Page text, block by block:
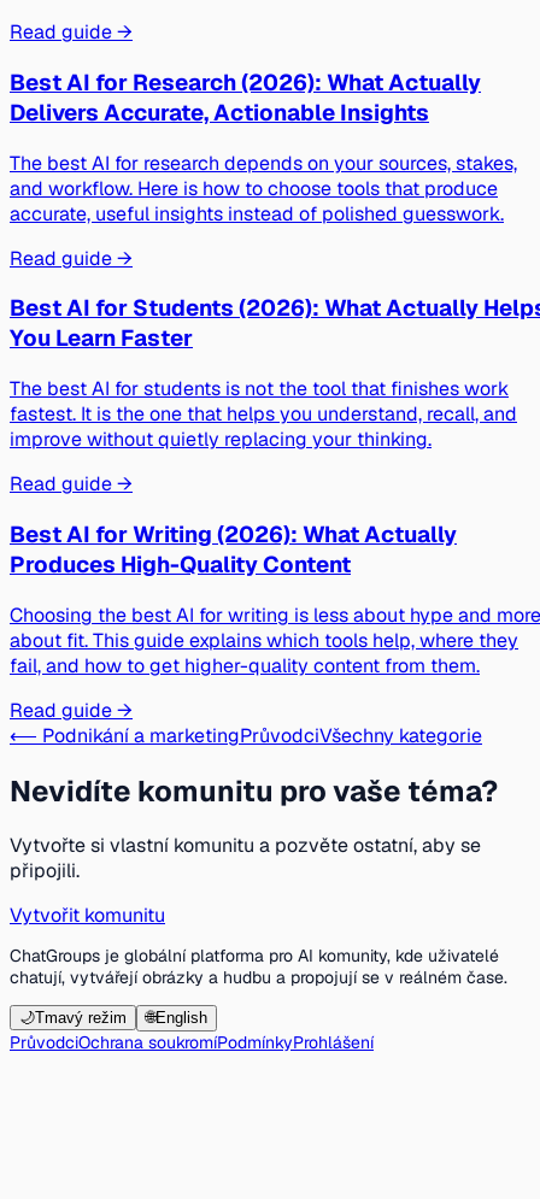
Read guide →
Best AI for Research (2026): What Actually
Delivers Accurate, Actionable Insights
The best AI for research depends on your sources, stakes,
and workflow. Here is how to choose tools that produce
accurate, useful insights instead of polished guesswork.
Read guide →
Best AI for Students (2026): What Actually
You Learn Faster
The best AI for students is not the tool that finishes work
fastest. It is the one that helps you understand, recall, and
improve without quietly replacing your thinking.
Read guide →
Best AI for Writing (2026): What Actually
Produces High-Quality Content
Choosing the best AI for writing is less about hype and more
about fit. This guide explains which tools help, where they
fail, and how to get higher-quality content from them.
Read guide →
⟵ Podnikání a marketingPrůvodciVšechny kategorie
Nevidíte komunitu pro vaše téma?
Vytvořte si vlastní komunitu a pozvěte ostatní, aby se
připojili.
Vytvořit komunitu
ChatGroups je globální platforma pro AI komunity, kde uživatelé
chatují, vytvářejí obrázky a hudbu a propojují se v reálném čase.
🌙Tmavý režim 🌐English
PrůvodciOchrana soukromíPodmínkyProhlášení